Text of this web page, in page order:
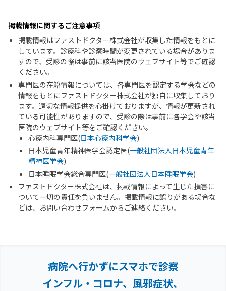
掲載情報に関するご注意事項
掲載情報はファストドクター株式会社が収集した情報をもとに
しています。診療科や診察時間が変更されている場合がありま
すので、受診の際は事前に該当医院のウェブサイト等でご確認
ください。
専門医の在籍情報については、各専門医を認定する学会などの
情報をもとにファストドクター株式会社が独自に収集しており
ます。適切な情報提供を心掛けておりますが、情報が更新され
ている可能性がありますので、受診の際は事前に各学会や該当
医院のウェブサイト等をご確認ください。
心療内科専門医(日本心療内科学会)
日本児童青年精神医学会認定医(一般社団法人日本児童青年
精神医学会)
日本睡眠学会総合専門医(一般社団法人日本睡眠学会)
ファストドクター株式会社は、掲載情報によって生じた損害に
ついて一切の責任を負いません。掲載情報に誤りがある場合な
どは、お問い合わせフォームからご連絡ください。
病院へ行かずにスマホで診察
インフル・コロナ、風邪症状、